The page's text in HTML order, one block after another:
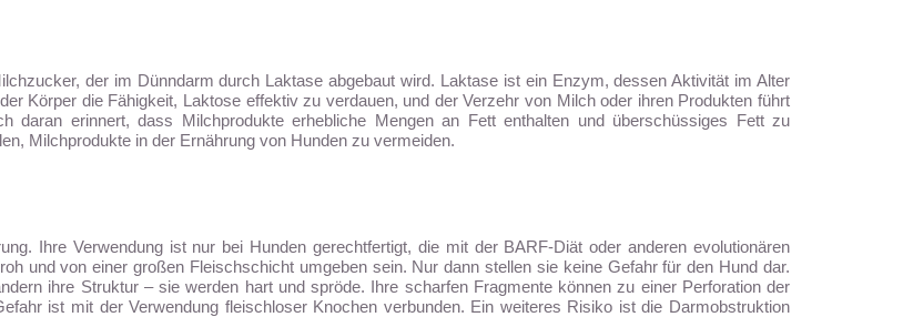
der im Dünndarm durch Laktase abgebaut wird. Laktase ist ein Enzym, dessen Aktivität im Alter
Körper die Fähigkeit, Laktose effektiv zu verdauen, und der Verzehr von Milch oder ihren Produkten führt
daran erinnert, dass Milchprodukte erhebliche Mengen an Fett enthalten und überschüssiges Fett zu
Milchprodukte in der Ernährung von Hunden zu vermeiden.
Ihre Verwendung ist nur bei Hunden gerechtfertigt, die mit der BARF-Diät oder anderen evolutionären
und von einer großen Fleischschicht umgeben sein. Nur dann stellen sie keine Gefahr für den Hund dar.
ihre Struktur – sie werden hart und spröde. Ihre scharfen Fragmente können zu einer Perforation der
ist mit der Verwendung fleischloser Knochen verbunden. Ein weiteres Risiko ist die Darmobstruktion